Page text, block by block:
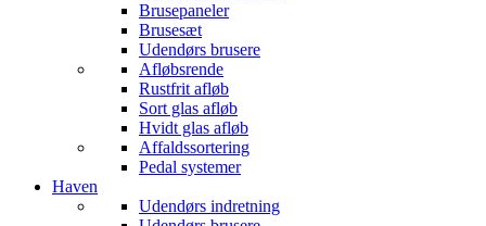
Brusepaneler
Brusesæt
Udendørs brusere
Afløbsrende
Rustfrit afløb
Sort glas afløb
Hvidt glas afløb
Affaldssortering
Pedal systemer
Haven
Udendørs indretning